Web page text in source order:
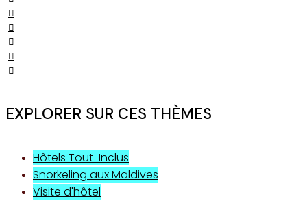
EXPLORER SUR CES THÈMES
Hôtels Tout-Inclus
Snorkeling aux Maldives
Visite d'hôtel